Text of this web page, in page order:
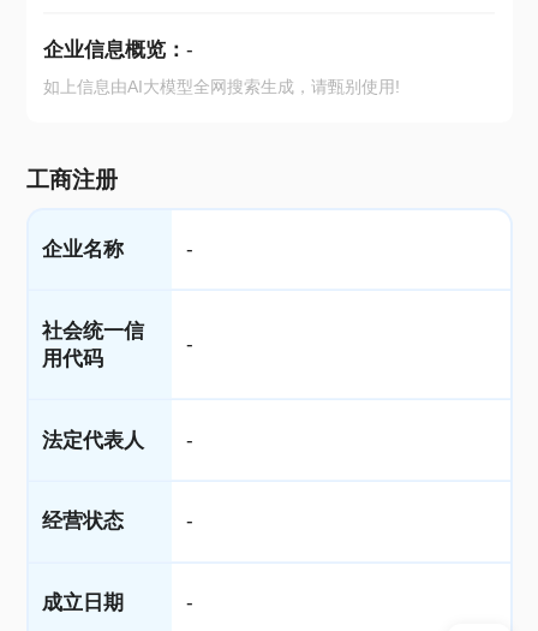
企业信息概览： -
如上信息由AI大模型全网搜索生成，请甄别使用!
工商注册
企业名称 -
社会统一信
用代码
-
法定代表人 -
经营状态 -
成立日期 -